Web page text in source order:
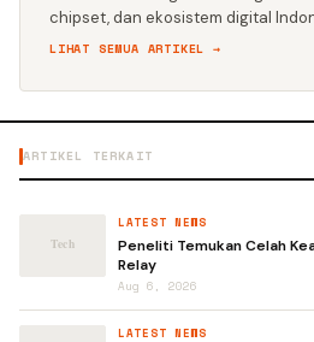
chipset, dan ekosistem digital
LIHAT SEMUA ARTIKEL →
ARTIKEL TERKAIT
LATEST NEWS
Peneliti Temukan Celah
Relay
Aug 6, 2026
LATEST NEWS